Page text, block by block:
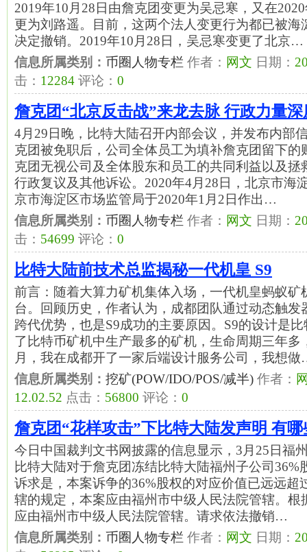
2019年10月28日由詹克团变更为吴忌寒，又在
更为刘路遥。目前，这两个法人变更行为都已被海
决定撤销。2019年10月28日，吴忌寒变更了北京…
信息所属类别： 币圈人物专栏 作者： 网文 日期：
击： 12284 评论： 0
詹克团“北京反击战”来龙去脉 行政力量深
4月29日晚，比特大陆召开内部会议，并发布内部
克团被免职后，公司全体员工为填补詹克团留下的
克团无视公司及全体股东和员工的共同利益以及拯
行政复议及其他诉讼。2020年4月28日，北京市海
京市海淀区市场监管局于2020年1月2日作出…
信息所属类别： 币圈人物专栏 作者： 网文 日期：
击： 54699 评论： 0
比特大陆前技术总监揭秘一代机皇 S9
前言：随着大算力矿机集体入场，一代机皇蚂蚁矿
台。回顾历史，作者认为，成都团队通过动态触发
跨代优势，也是S9成功的主要原因。S9的设计是
了比特币矿机中生产最多的矿机，生命周期三年多
月，我在成都开了一家后端设计服务公司，我想
信息所属类别： 挖矿(POW/IDO/POS/减半) 作者：
12.02.52 点击： 56800 评论： 0
詹克团“花样攻击”下比特大陆发声明 有
今日中国裁判文书网披露的信息显示，3月25日福
比特大陆对于詹克团冻结比特大陆福州子公司36%
诉求是，本案诉争的36%股权的对应价值已远远超
辖的规定，本案应由福州市中级人民法院管辖。根
应由福州市中级人民法院管辖。请求依法撤销…
信息所属类别： 币圈人物专栏 作者： 网文 日期：